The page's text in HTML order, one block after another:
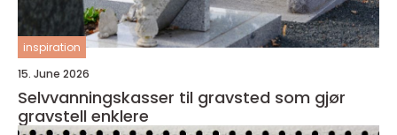
inspiration
15. June 2026
Selvvanningskasser til gravsted som gjør
gravstell enklere